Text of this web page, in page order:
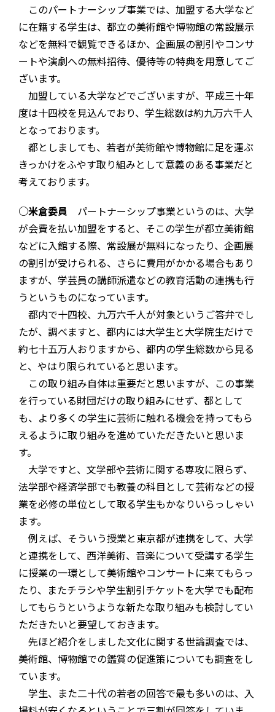
このパートナーシップ事業では、加盟する大学など
に在籍する学生は、都立の美術館や博物館の常設展示
などを無料で観覧できるほか、企画展の割引やコンサ
ートや演劇への無料招待、優待等の特典を用意してご
ざいます。
加盟している大学などでございますが、平成三十年
度は十四校を見込んでおり、学生総数は約九万六千人
となっております。
都としましても、若者が美術館や博物館に足を運ぶ
きっかけをふやす取り組みとして意義のある事業だと
考えております。
○米倉委員 パートナーシップ事業というのは、大学
が会費を払い加盟をすると、そこの学生が都立美術館
などに入館する際、常設展が無料になったり、企画展
の割引が受けられる、さらに費用がかかる場合もあり
ますが、学芸員の講師派遣などの教育活動の連携も行
うというものになっています。
都内で十四校、九万六千人が対象というご答弁でし
たが、調べますと、都内には大学生と大学院生だけで
約七十五万人おりますから、都内の学生総数から見る
と、やはり限られていると思います。
この取り組み自体は重要だと思いますが、この事業
を行っている財団だけの取り組みにせず、都として
も、より多くの学生に芸術に触れる機会を持ってもら
えるように取り組みを進めていただきたいと思いま
す。
大学ですと、文学部や芸術に関する専攻に限らず、
法学部や経済学部でも教養の科目として芸術などの授
業を必修の単位として取る学生もかなりいらっしゃい
ます。
例えば、そういう授業と東京都が連携をして、大学
と連携をして、西洋美術、音楽について受講する学生
に授業の一環として美術館やコンサートに来てもらっ
たり、またチラシや学生割引チケットを大学でも配布
してもらうというような新たな取り組みも検討してい
ただきたいと要望しておきます。
先ほど紹介をしました文化に関する世論調査では、
美術館、博物館での鑑賞の促進策についても調査をし
ています。
学生、また二十代の若者の回答で最も多いのは、入